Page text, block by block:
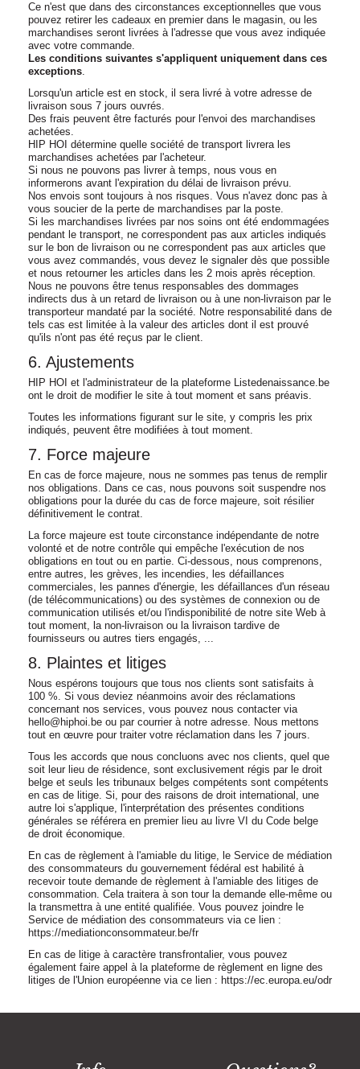
Ce n'est que dans des circonstances exceptionnelles que vous
pouvez retirer les cadeaux en premier dans le magasin, ou les
marchandises seront livrées à l'adresse que vous avez indiquée
avec votre commande.
Les conditions suivantes s'appliquent uniquement dans ces
exceptions.
Lorsqu'un article est en stock, il sera livré à votre adresse de
livraison sous 7 jours ouvrés.
Des frais peuvent être facturés pour l'envoi des marchandises
achetées.
HIP HOI détermine quelle société de transport livrera les
marchandises achetées par l'acheteur.
Si nous ne pouvons pas livrer à temps, nous vous en
informerons avant l'expiration du délai de livraison prévu.
Nos envois sont toujours à nos risques. Vous n'avez donc pas à
vous soucier de la perte de marchandises par la poste.
Si les marchandises livrées par nos soins ont été endommagées
pendant le transport, ne correspondent pas aux articles indiqués
sur le bon de livraison ou ne correspondent pas aux articles que
vous avez commandés, vous devez le signaler dès que possible
et nous retourner les articles dans les 2 mois après réception.
Nous ne pouvons être tenus responsables des dommages
indirects dus à un retard de livraison ou à une non-livraison par le
transporteur mandaté par la société. Notre responsabilité dans de
tels cas est limitée à la valeur des articles dont il est prouvé
qu'ils n'ont pas été reçus par le client.
6. Ajustements
HIP HOI et l'administrateur de la plateforme Listedenaissance.be
ont le droit de modifier le site à tout moment et sans préavis.
Toutes les informations figurant sur le site, y compris les prix
indiqués, peuvent être modifiées à tout moment.
7. Force majeure
En cas de force majeure, nous ne sommes pas tenus de remplir
nos obligations. Dans ce cas, nous pouvons soit suspendre nos
obligations pour la durée du cas de force majeure, soit résilier
définitivement le contrat.
La force majeure est toute circonstance indépendante de notre
volonté et de notre contrôle qui empêche l'exécution de nos
obligations en tout ou en partie. Ci-dessous, nous comprenons,
entre autres, les grèves, les incendies, les défaillances
commerciales, les pannes d'énergie, les défaillances d'un réseau
(de télécommunications) ou des systèmes de connexion ou de
communication utilisés et/ou l'indisponibilité de notre site Web à
tout moment, la non-livraison ou la livraison tardive de
fournisseurs ou autres tiers engagés, ...
8. Plaintes et litiges
Nous espérons toujours que tous nos clients sont satisfaits à
100 %. Si vous deviez néanmoins avoir des réclamations
concernant nos services, vous pouvez nous contacter via
hello@hiphoi.be ou par courrier à notre adresse. Nous mettons
tout en œuvre pour traiter votre réclamation dans les 7 jours.
Tous les accords que nous concluons avec nos clients, quel que
soit leur lieu de résidence, sont exclusivement régis par le droit
belge et seuls les tribunaux belges compétents sont compétents
en cas de litige. Si, pour des raisons de droit international, une
autre loi s'applique, l'interprétation des présentes conditions
générales se référera en premier lieu au livre VI du Code belge
de droit économique.
En cas de règlement à l'amiable du litige, le Service de médiation
des consommateurs du gouvernement fédéral est habilité à
recevoir toute demande de règlement à l'amiable des litiges de
consommation. Cela traitera à son tour la demande elle-même ou
la transmettra à une entité qualifiée. Vous pouvez joindre le
Service de médiation des consommateurs via ce lien :
https://mediationconsommateur.be/fr
En cas de litige à caractère transfrontalier, vous pouvez
également faire appel à la plateforme de règlement en ligne des
litiges de l'Union européenne via ce lien : https://ec.europa.eu/odr